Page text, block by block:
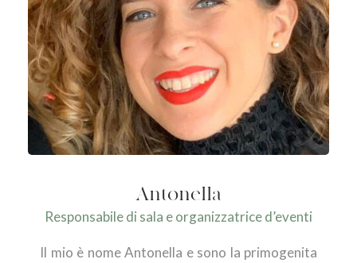
Antonella
Responsabile di sala e organizzatrice d’eventi
Il mio è nome Antonella e sono la primogenita